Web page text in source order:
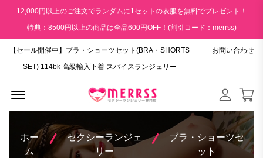
12,000円以上のご注文でランダムに1セットの衣服を無料でプレゼント！
特典：8500円以上の商品は全品600円OFF！(割引コード：merrss)
【セール開催中】ブラ・ショーツセット(BRA・SHORTS
SET) 114bk 高級輸入下着 スパイスランジェリー
お問い合わせ
ホー
ム
セクシーランジェ
リー
ブラ・ショーツセ
ット